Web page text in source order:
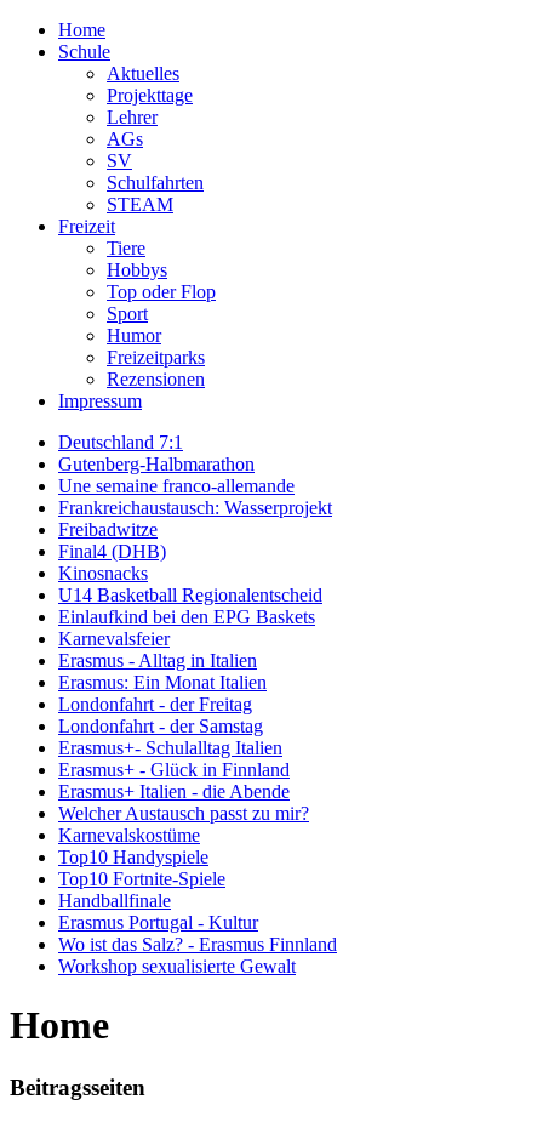
Home
Schule
Aktuelles
Projekttage
Lehrer
AGs
SV
Schulfahrten
STEAM
Freizeit
Tiere
Hobbys
Top oder Flop
Sport
Humor
Freizeitparks
Rezensionen
Impressum
Deutschland 7:1
Gutenberg-Halbmarathon
Une semaine franco-allemande
Frankreichaustausch: Wasserprojekt
Freibadwitze
Final4 (DHB)
Kinosnacks
U14 Basketball Regionalentscheid
Einlaufkind bei den EPG Baskets
Karnevalsfeier
Erasmus - Alltag in Italien
Erasmus: Ein Monat Italien
Londonfahrt - der Freitag
Londonfahrt - der Samstag
Erasmus+- Schulalltag Italien
Erasmus+ - Glück in Finnland
Erasmus+ Italien - die Abende
Welcher Austausch passt zu mir?
Karnevalskostüme
Top10 Handyspiele
Top10 Fortnite-Spiele
Handballfinale
Erasmus Portugal - Kultur
Wo ist das Salz? - Erasmus Finnland
Workshop sexualisierte Gewalt
Home
Beitragsseiten